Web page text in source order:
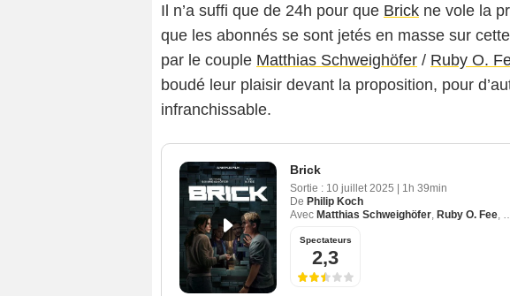
Il n’a suffi que de 24h pour que Brick ne vole la
que les abonnés se sont jetés en masse sur
par le couple Matthias Schweighöfer / Ruby O.
boudé leur plaisir devant la proposition, pour
infranchissable.
Brick
Sortie : 10 juillet 2025
1h 39min
De Philip Koch
Avec Matthias Schweighöfer, Ruby O. Fee,
Spectateurs
2,3